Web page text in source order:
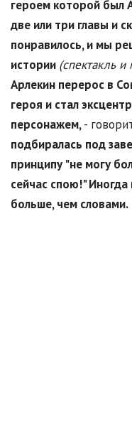
героем которой был
две или три главы и
понравилось, и мы
истории (спектакль
Арлекин перерос в
героя и стал
персонажем,-
подбиралась под
принципу "не могу
сейчас спою!"
больше, чем словами.